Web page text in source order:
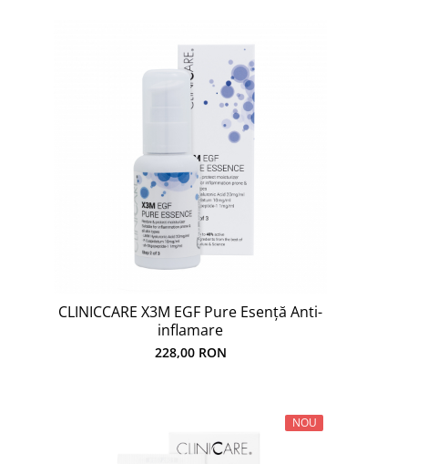
CLINICCARE X3M EGF Pure Esență Anti-
inflamare
228,00 RON
NOU